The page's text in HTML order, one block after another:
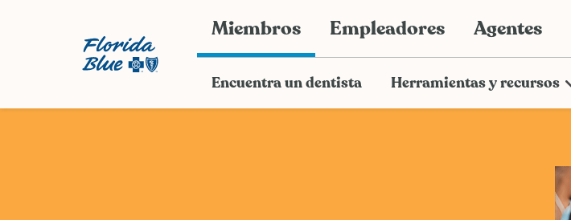
Miembros Empleadores Agentes
Encuentra un dentista Herramientas y recursos